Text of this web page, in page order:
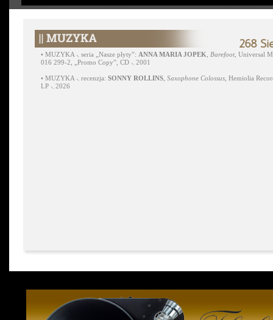
268
• MUZYKA ⸜ seria „Nasze płyty”: ANNA MARIA JOPEK Barefoot , Universal
016 299-2, „Promo Copy”, CD ⸜ 2001
• MUZYKA ⸜ recenzja: SONNY ROLLINS Saxophone Colossus , Hemiolia
LP ⸜ 2026